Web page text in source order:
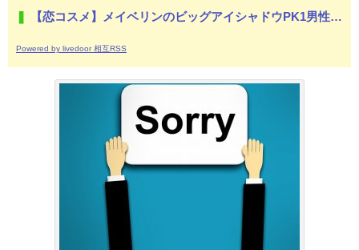
【恋コスメ】メイベリンのビッグアイシャドウPK1男性からの評判めちゃくちゃ良い。
Powered by livedoor 相互RSS